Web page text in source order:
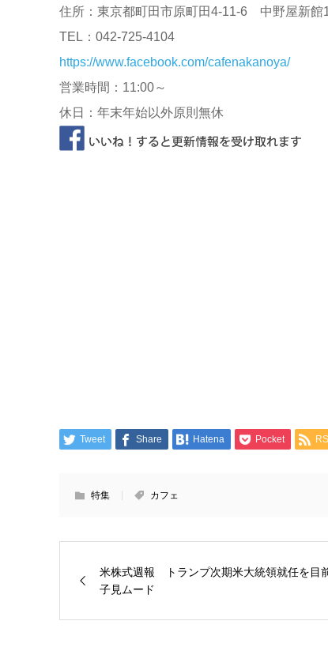
住所：東京都町田市原町田4-11-6 中野屋新館
TEL：042-725-4104
https://www.facebook.com/cafenakanoya/
営業時間：11:00～
休日：年末年始以外原則無休
Tweet Share Hatena Pocket
特集 カフェ
米株式週報 トランプ次期米大統領就任を目
子見ムード